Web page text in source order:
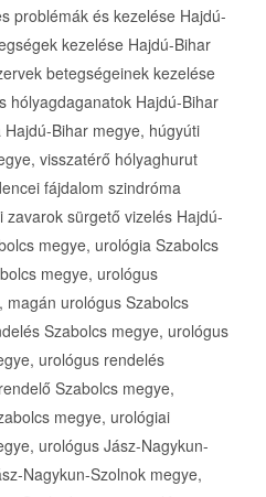
problémák és kezelése Hajdú-
kezelése Hajdú-Bihar
betegségeinek kezelése
hólyagdaganatok Hajdú-Bihar
Bihar megye, húgyúti
visszatérő hólyaghurut
fájdalom szindróma
sürgető vizelés Hajdú-
megye, urológia Szabolcs
megye, urológus
urológus Szabolcs
Szabolcs megye, urológus
urológus rendelés
Szabolcs megye,
megye, urológiai
urológus Jász-Nagykun-
Nagykun-Szolnok megye,